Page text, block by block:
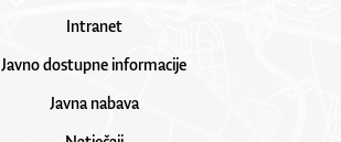
Intranet
Javno dostupne informacije
Javna nabava